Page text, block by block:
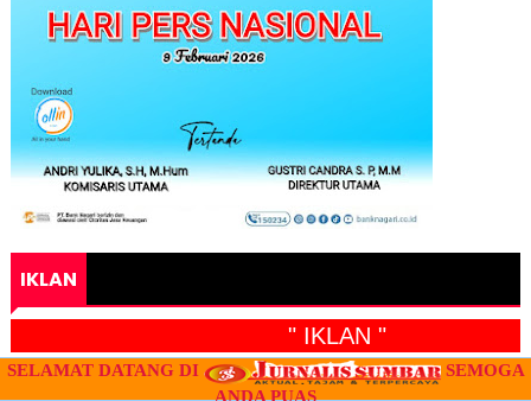
IKLAN
" IKLAN "
SELAMAT DATANG DI
SEMOGA
ANDA PUAS